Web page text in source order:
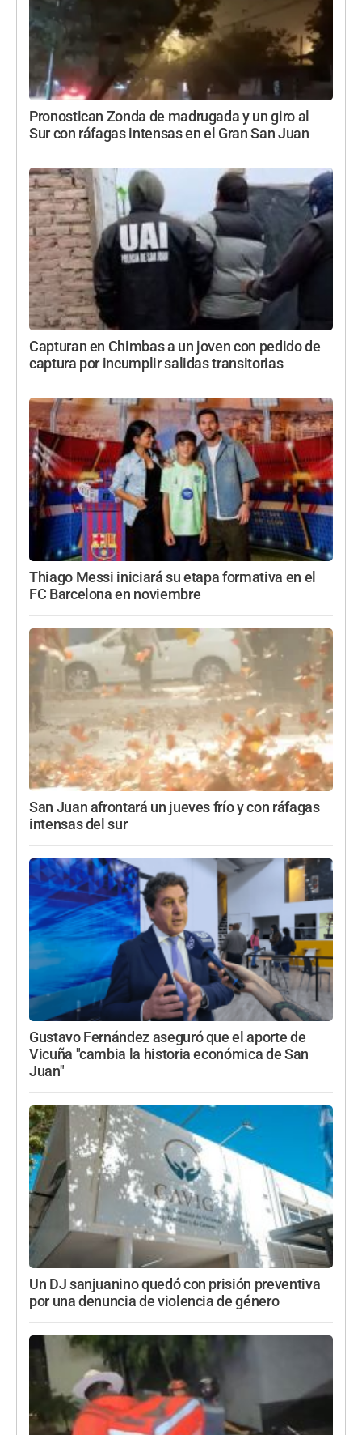
Pronostican Zonda de madrugada y un giro al
Sur con ráfagas intensas en el Gran San Juan
Capturan en Chimbas a un joven con pedido de
captura por incumplir salidas transitorias
Thiago Messi iniciará su etapa formativa en el
FC Barcelona en noviembre
San Juan afrontará un jueves frío y con ráfagas
intensas del sur
Gustavo Fernández aseguró que el aporte de
Vicuña "cambia la historia económica de San
Juan"
Un DJ sanjuanino quedó con prisión preventiva
por una denuncia de violencia de género